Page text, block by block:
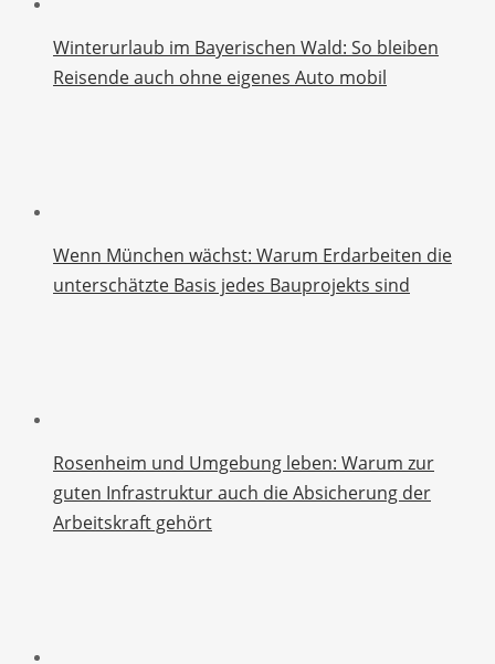
Winterurlaub im Bayerischen Wald: So bleiben
Reisende auch ohne eigenes Auto mobil
Wenn München wächst: Warum Erdarbeiten die
unterschätzte Basis jedes Bauprojekts sind
Rosenheim und Umgebung leben: Warum zur
guten Infrastruktur auch die Absicherung der
Arbeitskraft gehört